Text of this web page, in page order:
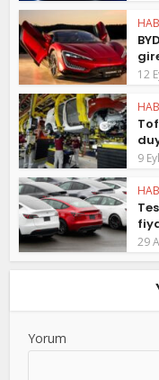
12
9
29
Yorum